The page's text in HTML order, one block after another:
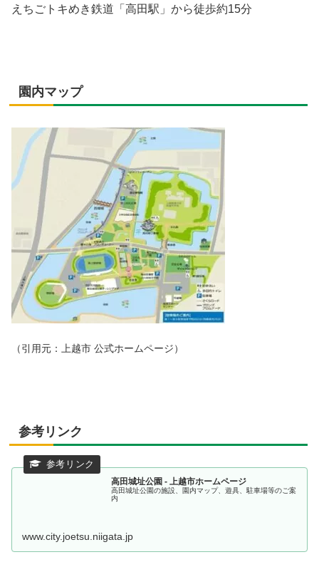
えちごトキめき鉄道「高田駅」から徒歩約15分
園内マップ
（引用元：上越市 公式ホームページ）
参考リンク
高田城址公園 - 上越市ホームページ
高田城址公園の施設、園内マップ、遊具、駐車場等のご案
内
www.city.joetsu.niigata.jp